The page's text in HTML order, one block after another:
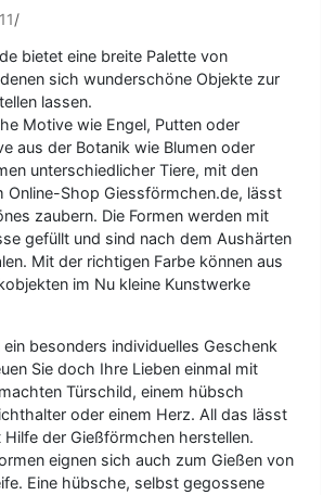
bietet eine breite Palette von
sich wunderschöne Objekte zur
lassen.
Motive wie Engel, Putten oder
aus der Botanik wie Blumen oder
unterschiedlicher Tiere, mit den
Online-Shop Giessförmchen.de, lässt
zaubern. Die Formen werden mit
gefüllt und sind nach dem Aushärten
Mit der richtigen Farbe können aus
im Nu kleine Kunstwerke
ein besonders individuelles Geschenk
Sie doch Ihre Lieben einmal mit
Türschild, einem hübsch
oder einem Herz. All das lässt
der Gießförmchen herstellen.
eignen sich auch zum Gießen von
Eine hübsche, selbst gegossene